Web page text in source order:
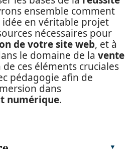
ensemble comment
en véritable projet
nécessaires pour
de votre site web, et à
le domaine de la vente
de ces éléments cruciales
pédagogie afin de
dans
numérique.